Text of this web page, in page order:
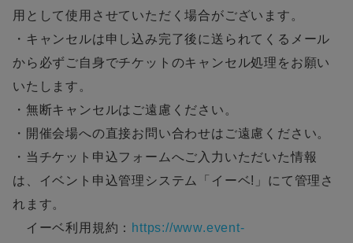
用として使用させていただく場合がございます。
・キャンセルは申し込み完了後に送られてくるメール
から必ずご自身でチケットのキャンセル処理をお願い
いたします。
・無断キャンセルはご遠慮ください。
・開催会場への直接お問い合わせはご遠慮ください。
・当チケット申込フォームへご入力いただいた情報
は、イベント申込管理システム「イーベ!」にて管理さ
れます。
イーベ利用規約： https://www.event-